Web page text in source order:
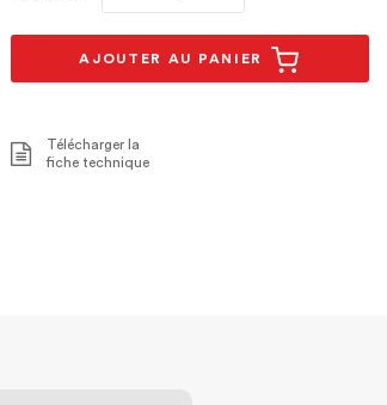
AJOUTER AU PANIER
Télécharger la
fiche technique